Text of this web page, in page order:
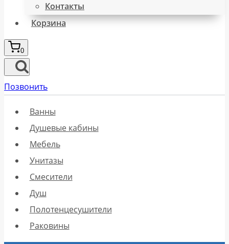
Контакты
Корзина
0
Позвонить
Ванны
Душевые кабины
Мебель
Унитазы
Смесители
Душ
Полотенцесушители
Раковины